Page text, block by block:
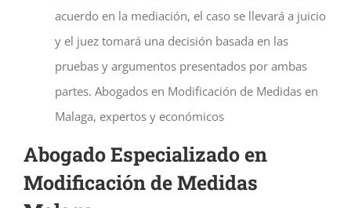
acuerdo en la mediación, el caso se llevará a juicio
y el juez tomará una decisión basada en las
pruebas y argumentos presentados por ambas
partes. Abogados en Modificación de Medidas en
Malaga, expertos y económicos
Abogado Especializado en
Modificación de Medidas